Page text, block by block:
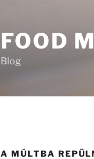
FOOD
Blog
A MÚLTBA